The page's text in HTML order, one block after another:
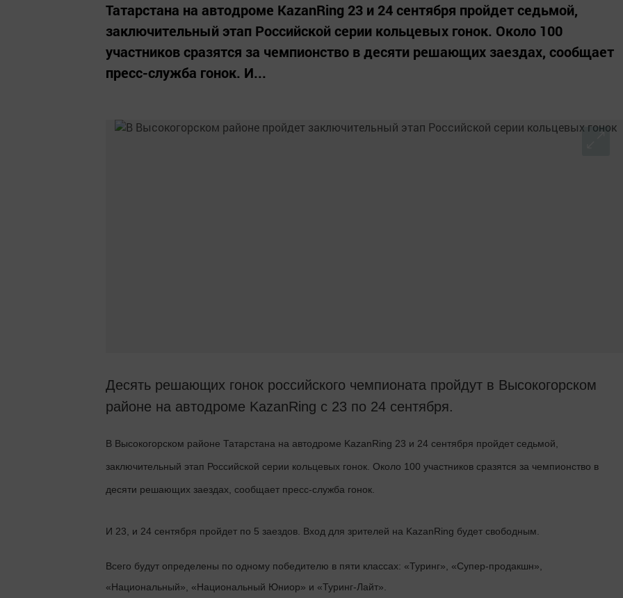
Татарстана на автодроме KazanRing 23 и 24 сентября пройдет седьмой,
заключительный этап Российской серии кольцевых гонок. Около 100
участников сразятся за чемпионство в десяти решающих заездах, сообщает
пресс-служба гонок. И...
Десять решающих гонок российского чемпионата пройдут в Высокогорском
районе на автодроме KazanRing с 23 по 24 сентября.
В Высокогорском районе Татарстана на автодроме KazanRing 23 и 24 сентября пройдет седьмой,
заключительный этап Российской серии кольцевых гонок. Около 100 участников сразятся за чемпионство в
десяти решающих заездах, сообщает пресс-служба гонок.
И 23, и 24 сентября пройдет по 5 заездов. Вход для зрителей на KazanRing будет свободным.
Всего будут определены по одному победителю в пяти классах: «Туринг», «Супер-продакшн»,
«Национальный», «Национальный Юниор» и «Туринг-Лайт».